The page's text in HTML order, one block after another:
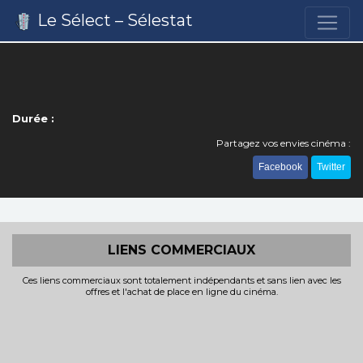
Le Sélect – Sélestat
Durée :
Partagez vos envies cinéma :
Facebook Twitter
LIENS COMMERCIAUX
Ces liens commerciaux sont totalement indépendants et sans lien avec les
offres et l'achat de place en ligne du cinéma.